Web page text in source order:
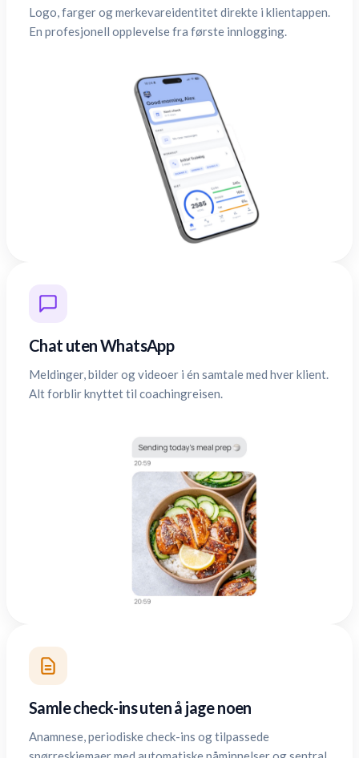
Logo, farger og merkevareidentitet direkte i klientappen.
En profesjonell opplevelse fra første innlogging.
Chat uten WhatsApp
Meldinger, bilder og videoer i én samtale med hver klient.
Alt forblir knyttet til coachingreisen.
Samle check-ins uten å jage noen
Anamnese, periodiske check-ins og tilpassede